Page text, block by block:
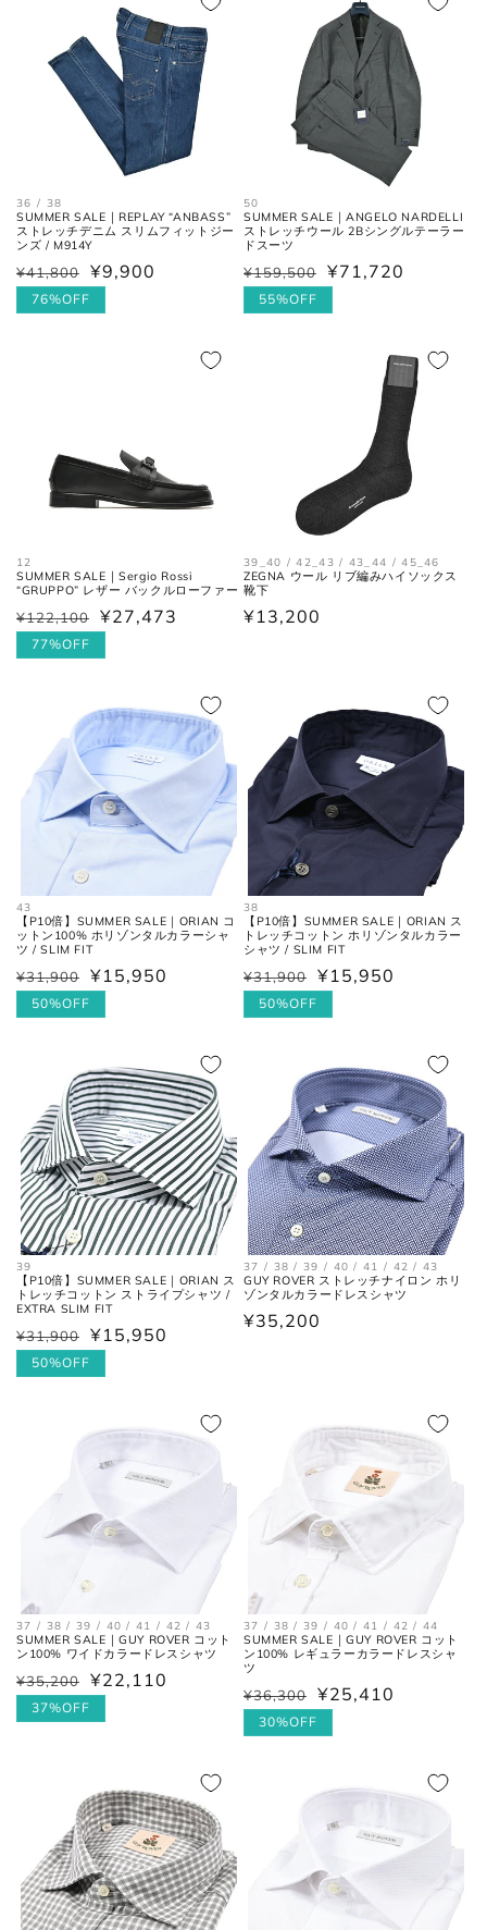
36 / 38
SUMMER SALE｜REPLAY “ANBASS”
ストレッチデニム スリムフィットジー
ンズ / M914Y
通
常
¥41,800
セ
ー
¥9,900
76%OFF
50
SUMMER SALE｜ANGELO NARDELLI
ストレッチウール 2Bシングルテーラー
ドスーツ
通
常
¥159,500
セ
ー
¥71,720
55%OFF
12
SUMMER SALE｜Sergio Rossi
“GRUPPO” レザー バックルローファー
通
常
¥122,100
セ
ー
¥27,473
77%OFF
39_40 / 42_43 / 43_44 / 45_46
ZEGNA ウール リブ編みハイソックス
靴下
通
¥13,200
43
【P10倍】SUMMER SALE｜ORIAN コ
ットン100% ホリゾンタルカラーシャ
ツ / SLIM FIT
通
常
¥31,900
セ
ー
¥15,950
50%OFF
38
【P10倍】SUMMER SALE｜ORIAN ス
トレッチコットン ホリゾンタルカラー
シャツ / SLIM FIT
通
常
¥31,900
セ
ー
¥15,950
50%OFF
39
【P10倍】SUMMER SALE｜ORIAN ス
トレッチコットン ストライプシャツ /
EXTRA SLIM FIT
通
常
¥31,900
セ
ー
¥15,950
50%OFF
37 / 38 / 39 / 40 / 41 / 42 / 43
GUY ROVER ストレッチナイロン ホリ
ゾンタルカラードレスシャツ
通
¥35,200
37 / 38 / 39 / 40 / 41 / 42 / 43
SUMMER SALE｜GUY ROVER コット
ン100% ワイドカラードレスシャツ
通
常
¥35,200
セ
ー
¥22,110
37%OFF
37 / 38 / 39 / 40 / 41 / 42 / 44
SUMMER SALE｜GUY ROVER コット
ン100% レギュラーカラードレスシャ
ツ
通
常
¥36,300
セ
ー
¥25,410
30%OFF
ウエス
平置きにし、自然なテンションを
加え端と端を結んだ長さ×2。
股上
フロントの上端から股下の縫い目
股下の縫い目の交点から、内側の
太腿幅
(ワタリ
幅)
股下の縫い目の交点から、5cm裾
方向へ下がった位置の端と端を結
んだ長さ。
裾の端と端を結んだ長さ。
ネクタイ
全長 大剣と小剣の先端を結んだ長さ。
大剣幅 大剣の剣先幅。
シューズ
全長
アウトソールに沿って前後の先端
を結んだ長さ。
の最大幅。
ヒール
高さ
ヒールの上端と下端を結んだ長
さ。
お直しについては
のページでご確認